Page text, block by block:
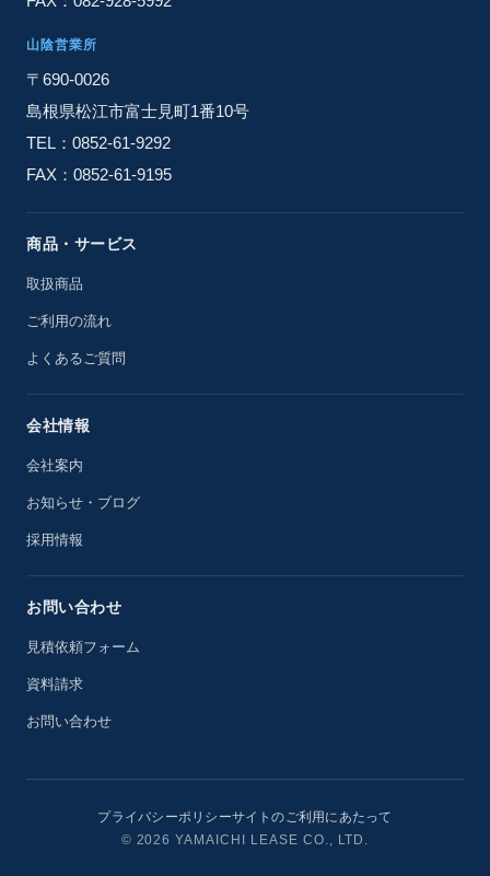
山陰営業所
〒690-0026
島根県松江市富士見町1番10号
TEL：0852-61-9292
FAX：0852-61-9195
商品・サービス
取扱商品
ご利用の流れ
よくあるご質問
会社情報
会社案内
お知らせ・ブログ
採用情報
お問い合わせ
見積依頼フォーム
資料請求
お問い合わせ
プライバシーポリシーサイトのご利用にあたって
© 2026 YAMAICHI LEASE CO., LTD.